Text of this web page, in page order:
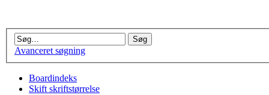
Avanceret søgning
Boardindeks
Skift skriftstørrelse